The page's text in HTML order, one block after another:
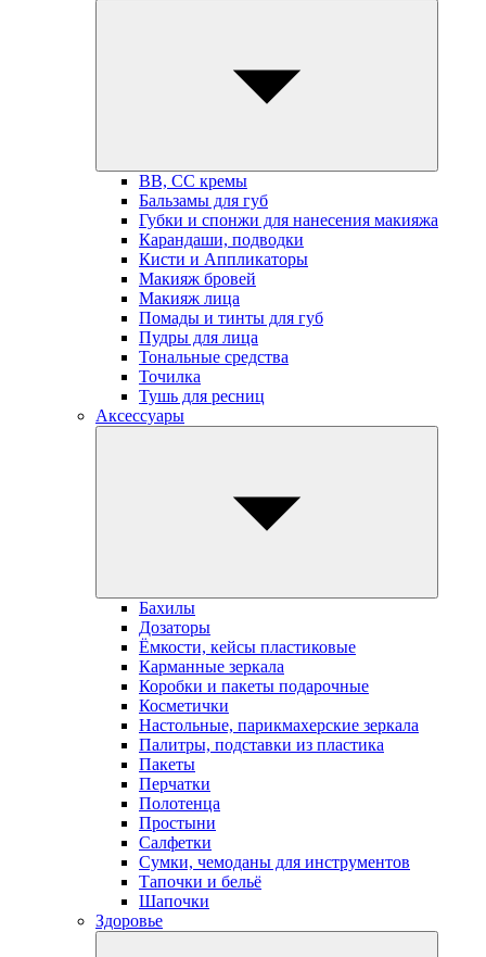
BB, СС кремы
Бальзамы для губ
Губки и спонжи для нанесения макияжа
Карандаши, подводки
Кисти и Аппликаторы
Макияж бровей
Макияж лица
Помады и тинты для губ
Пудры для лица
Тональные средства
Точилка
Тушь для ресниц
Аксессуары
Бахилы
Дозаторы
Ёмкости, кейсы пластиковые
Карманные зеркала
Коробки и пакеты подарочные
Косметички
Настольные, парикмахерские зеркала
Палитры, подставки из пластика
Пакеты
Перчатки
Полотенца
Простыни
Салфетки
Сумки, чемоданы для инструментов
Тапочки и бельё
Шапочки
Здоровье